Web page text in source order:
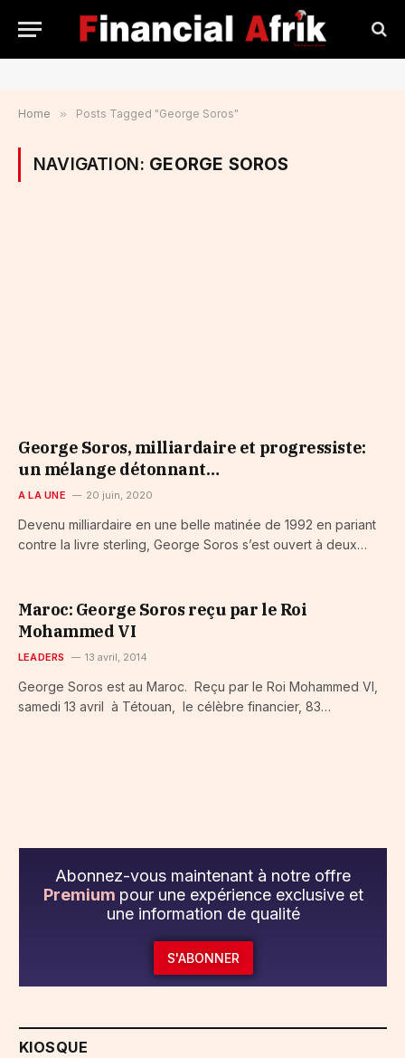
Home » Posts Tagged "George Soros"
NAVIGATION: GEORGE SOROS
George Soros, milliardaire et progressiste:
un mélange détonnant…
A LA UNE 20 juin, 2020
Devenu milliardaire en une belle matinée de 1992 en pariant
contre la livre sterling, George Soros s’est ouvert à deux…
Maroc: George Soros reçu par le Roi
Mohammed VI
LEADERS 13 avril, 2014
George Soros est au Maroc. Reçu par le Roi Mohammed VI,
samedi 13 avril à Tétouan, le célèbre financier, 83…
Abonnez-vous maintenant à notre offre
Premium pour une expérience exclusive et
une information de qualité
S'ABONNER
KIOSQUE